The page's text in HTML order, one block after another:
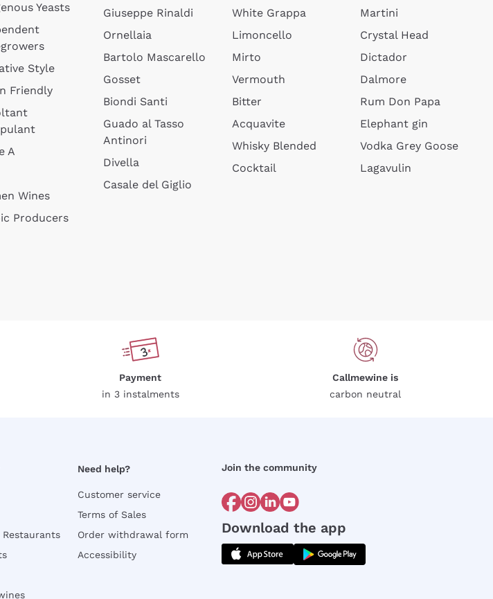
Yeasts
Style
Friendly
A
Wines
Producers
Giuseppe Rinaldi
Ornellaia
Bartolo Mascarello
Gosset
Biondi Santi
Guado al Tasso
Antinori
Divella
Casale del Giglio
White Grappa
Limoncello
Mirto
Vermouth
Bitter
Acquavite
Whisky Blended
Cocktail
Martini
Crystal Head
Dictador
Dalmore
Rum Don Papa
Elephant gin
Vodka Grey Goose
Lagavulin
Payment
in 3 instalments
Callmewine is
carbon neutral
Restaurants
Need help?
Customer service
Terms of Sales
Order withdrawal form
Accessibility
Join the community
Download the app